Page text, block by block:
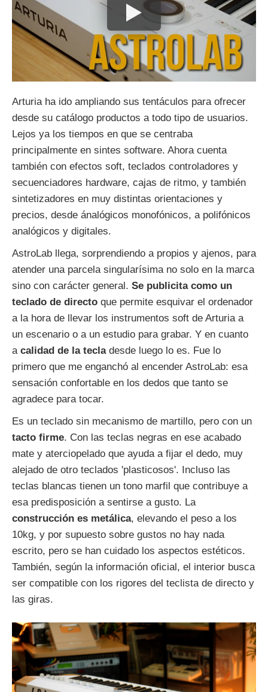
Arturia ha ido ampliando sus tentáculos para ofrecer
desde su catálogo productos a todo tipo de usuarios.
Lejos ya los tiempos en que se centraba
principalmente en sintes software. Ahora cuenta
también con efectos soft, teclados controladores y
secuenciadores hardware, cajas de ritmo, y también
sintetizadores en muy distintas orientaciones y
precios, desde ánalógicos monofónicos, a polifónicos
analógicos y digitales.
AstroLab llega, sorprendiendo a propios y ajenos, para
atender una parcela singularísima no solo en la marca
sino con carácter general. Se publicita como un
teclado de directo que permite esquivar el ordenador
a la hora de llevar los instrumentos soft de Arturia a
un escenario o a un estudio para grabar. Y en cuanto
a calidad de la tecla desde luego lo es. Fue lo
primero que me enganchó al encender AstroLab: esa
sensación confortable en los dedos que tanto se
agradece para tocar.
Es un teclado sin mecanismo de martillo, pero con un
tacto firme. Con las teclas negras en ese acabado
mate y aterciopelado que ayuda a fijar el dedo, muy
alejado de otro teclados 'plasticosos'. Incluso las
teclas blancas tienen un tono marfil que contribuye a
esa predisposición a sentirse a gusto. La
construcción es metálica, elevando el peso a los
10kg, y por supuesto sobre gustos no hay nada
escrito, pero se han cuidado los aspectos estéticos.
También, según la información oficial, el interior busca
ser compatible con los rigores del teclista de directo y
las giras.